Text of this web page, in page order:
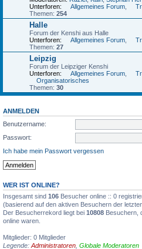
Unterforen:
Allgemeines Forum
Themen: 254
Halle
Forum der Kenshi aus Halle
Unterforen:
Allgemeines Forum
Themen: 27
Leipzig
Forum der Leipziger Kenshi
Unterforen:
Allgemeines Forum
Organisatorisches
Themen: 30
ANMELDEN
Benutzername:
Passwort:
Ich habe mein Passwort vergessen
WER IST ONLINE?
Insgesamt sind 106 Besucher online :: 0
(basierend auf den aktiven Besuchern der
Der Besucherrekord liegt bei 10808 Besuchern,
online waren.
Mitglieder: 0 Mitglieder
Legende: Administratoren Globale Moderatoren